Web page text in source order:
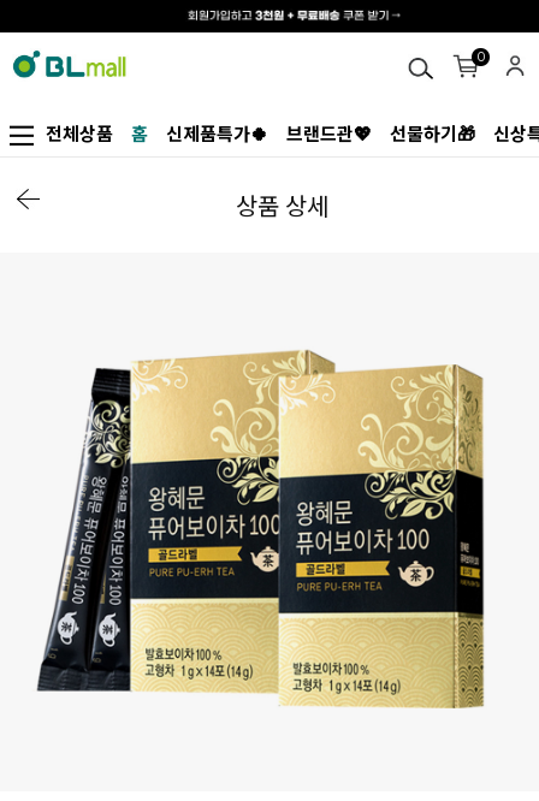
0
전체상품 홈 신제품특가🍀 브랜드관💖 선물하기🎁 신상
상품 상세